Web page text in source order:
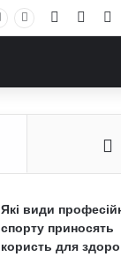
Facebook
Які види
спорту приносять
користь для